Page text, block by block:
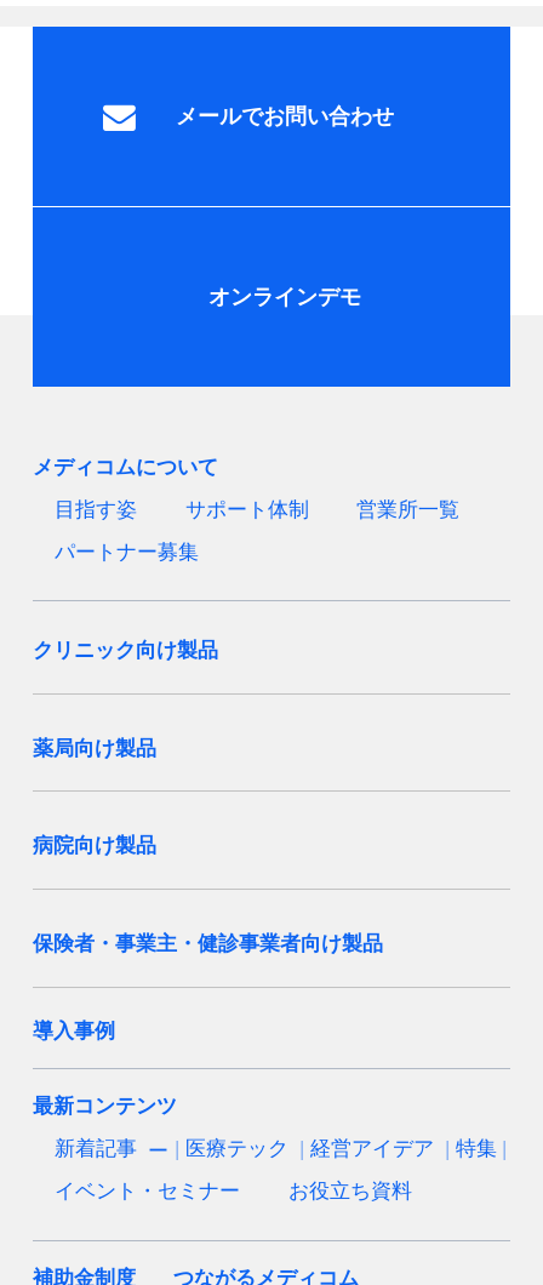
メールでお問い合わせ
オンラインデモ
メディコムについて
目指す姿
サポート体制
営業所一覧
パートナー募集
クリニック向け製品
薬局向け製品
病院向け製品
保険者・事業主・健診事業者向け製品
導入事例
最新コンテンツ
新着記事
医療テック 経営アイデア
特集
イベント・セミナー
お役立ち資料
補助金制度 つながるメディコム